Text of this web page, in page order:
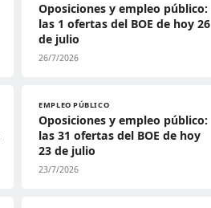
Oposiciones y empleo público:
las 1 ofertas del BOE de hoy 26
de julio
26/7/2026
EMPLEO PÚBLICO
Oposiciones y empleo público:
las 31 ofertas del BOE de hoy
23 de julio
23/7/2026